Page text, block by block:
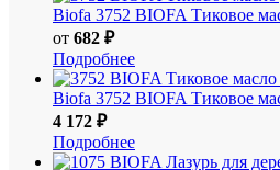
Biofa 3752 BIOFA Тиковое
от 682 ₽
Подробнее
Biofa 3752 BIOFA Тиковое
4 172 ₽
Подробнее